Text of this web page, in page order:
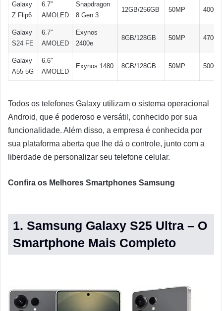
Galaxy
Z Flip6
6.7″
AMOLED
Snapdragon
8 Gen 3
12GB/256GB 50MP
Galaxy
S24 FE
6.7″
AMOLED
Exynos
2400e
8GB/128GB 50MP
Galaxy
A55 5G
6.6″
AMOLED
Exynos 1480 8GB/128GB 50MP
Todos os telefones Galaxy utilizam o sistema operacional
Android, que é poderoso e versátil, conhecido por sua
funcionalidade. Além disso, a empresa é conhecida por
sua plataforma aberta que lhe dá o controle, junto com a
liberdade de personalizar seu telefone celular.
Confira os Melhores Smartphones Samsung
1. Samsung Galaxy S25 Ultra – O
Smartphone Mais Completo